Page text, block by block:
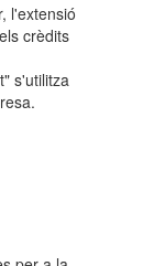
l'extensió
crèdits
s'utilitza